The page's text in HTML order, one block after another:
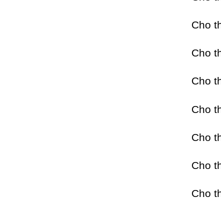
Cho
Cho
Cho
Cho
Cho
Cho
Cho